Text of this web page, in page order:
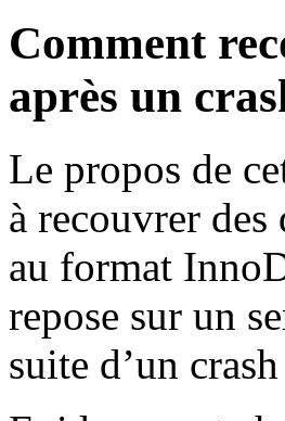
Comment
après un
Le propos de
à recouvrer
au format
repose sur un
suite d’un